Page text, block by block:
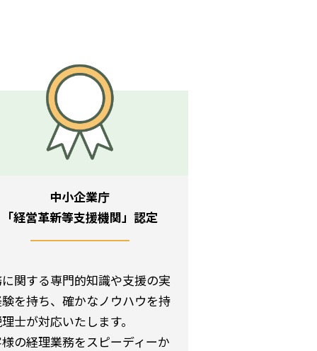
中小企業庁
「経営革新等支援機関」認定
関する専門的知識や支援の実
を持ち、確かなノウハウを持
士が対応いたします。
の経理業務をスピーディーか